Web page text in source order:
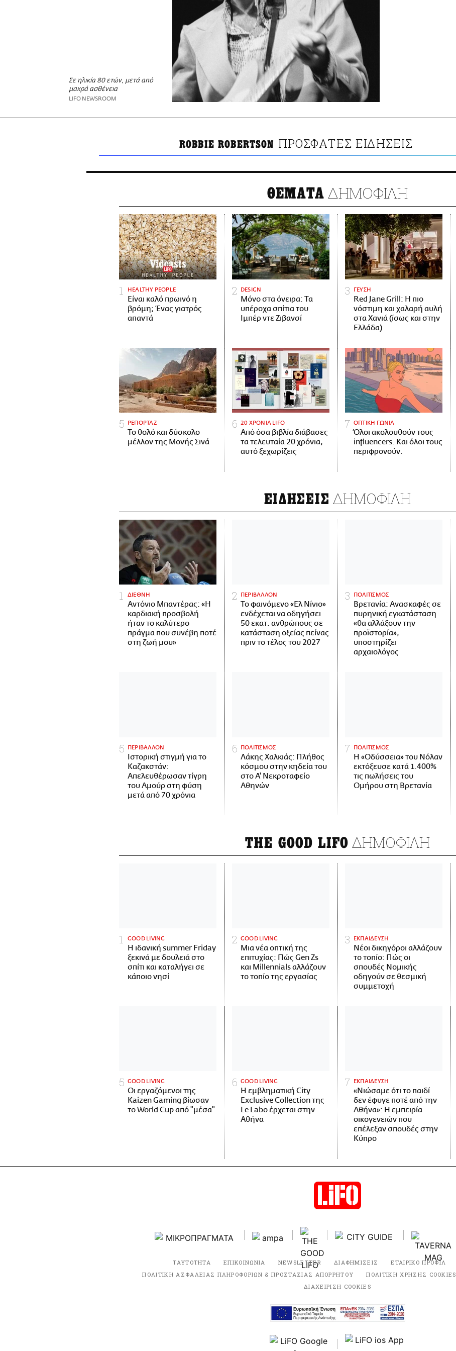
Σε ηλικία 80 ετών, μετά από
μακρά ασθένεια
LIFO NEWSROOM
ROBBIE ROBERTSON ΠΡΟΣΦΑΤΕΣ ΕΙΔΗΣΕΙΣ
ΘΕΜΑΤΑ ΔΗΜΟΦΙΛΗ
HEALTHY PEOPLE
Είναι καλό πρωινό η
βρόμη; Ένας γιατρός
απαντά
DESIGN
Μόνο στα όνειρα: Τα
υπέροχα σπίτια του
Ιμπέρ ντε Ζιβανσί
ΓΕΥΣΗ
Red Jane Grill: Η πιο
νόστιμη και χαλαρή αυλή
στα Χανιά (ίσως και στην
Ελλάδα)
ΡΕΠΟΡΤΑΖ
Το θολό και δύσκολο
μέλλον της Μονής Σινά
20 ΧΡΟΝΙΑ LIFO
Από όσα βιβλία διάβασες
τα τελευταία 20 χρόνια,
αυτό ξεχωρίζεις
ΟΠΤΙΚΗ ΓΩΝΙΑ
Όλοι ακολουθούν τους
influencers. Και όλοι τους
περιφρονούν.
ΕΙΔΗΣΕΙΣ ΔΗΜΟΦΙΛΗ
ΔΙΕΘΝΗ
Αντόνιο Μπαντέρας: «Η
καρδιακή προσβολή
ήταν το καλύτερο
πράγμα που συνέβη ποτέ
στη ζωή μου»
ΠΕΡΙΒΑΛΛΟΝ
Το φαινόμενο «Ελ Νίνιο»
ενδέχεται να οδηγήσει
50 εκατ. ανθρώπους σε
κατάσταση οξείας πείνας
πριν το τέλος του 2027
ΠΟΛΙΤΙΣΜΟΣ
Βρετανία: Ανασκαφές σε
πυρηνική εγκατάσταση
«θα αλλάξουν την
προϊστορία»,
υποστηρίζει
αρχαιολόγος
ΠΕΡΙΒΑΛΛΟΝ
Ιστορική στιγμή για το
Καζακστάν:
Απελευθέρωσαν τίγρη
του Αμούρ στη φύση
μετά από 70 χρόνια
ΠΟΛΙΤΙΣΜΟΣ
Λάκης Χαλκιάς: Πλήθος
κόσμου στην κηδεία του
στο Α' Νεκροταφείο
Αθηνών
ΠΟΛΙΤΙΣΜΟΣ
Η «Οδύσσεια» του Νόλαν
εκτόξευσε κατά 1.400%
τις πωλήσεις του
Ομήρου στη Βρετανία
THE GOOD LIFO ΔΗΜΟΦΙΛΗ
GOOD LIVING
Η ιδανική summer Friday
ξεκινά με δουλειά στο
σπίτι και καταλήγει σε
κάποιο νησί
GOOD LIVING
Μια νέα οπτική της
επιτυχίας: Πώς Gen Zs
και Millennials αλλάζουν
το τοπίο της εργασίας
ΕΚΠΑΙΔΕΥΣΗ
Νέοι δικηγόροι αλλάζουν
το τοπίο: Πώς οι
σπουδές Νομικής
οδηγούν σε θεσμική
συμμετοχή
GOOD LIVING
Οι εργαζόμενοι της
Kaizen Gaming βίωσαν
το World Cup από "μέσα"
GOOD LIVING
Η εμβληματική City
Exclusive Collection της
Le Labo έρχεται στην
Αθήνα
ΕΚΠΑΙΔΕΥΣΗ
«Νιώσαμε ότι το παιδί
δεν έφυγε ποτέ από την
Αθήνα»: Η εμπειρία
οικογενειών που
επέλεξαν σπουδές στην
Κύπρο
ΤΑΥΤΟΤΗΤΑ ΕΠΙΚΟΙΝΩΝΙΑ NEWSLETTER ΔΙΑΦΗΜΙΣΕΙΣ ΕΤΑΙΡΙΚΟ ΠΡΟΦΙΛ
ΠΟΛΙΤΙΚΗ ΑΣΦΑΛΕΙΑΣ ΠΛΗΡΟΦΟΡΙΩΝ & ΠΡΟΣΤΑΣΙΑΣ ΑΠΟΡΡΗΤΟΥ
ΠΟΛΙΤΙΚΗ ΧΡΗΣΗΣ COOKIES
ΔΙΑΧΕΙΡΙΣΗ COOKIES